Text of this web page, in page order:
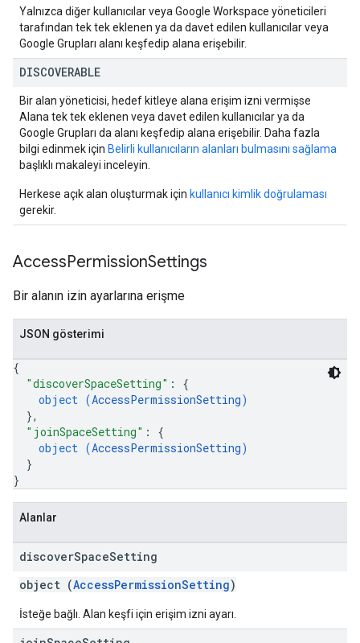
Yalnızca diğer kullanıcılar veya Google Workspace yöneticileri
tarafından tek tek eklenen ya da davet edilen kullanıcılar veya
Google Grupları alanı keşfedip alana erişebilir.
DISCOVERABLE
Bir alan yöneticisi, hedef kitleye alana erişim izni vermişse
Alana tek tek eklenen veya davet edilen kullanıcılar ya da
Google Grupları da alanı keşfedip alana erişebilir. Daha fazla
bilgi edinmek için Belirli kullanıcıların alanları bulmasını sağlama
başlıklı makaleyi inceleyin.
Herkese açık alan oluşturmak için kullanıcı kimlik doğrulaması
gerekir.
AccessPermissionSettings
Bir alanın izin ayarlarına erişme
JSON gösterimi
{
"discoverSpaceSetting" : {
object (AccessPermissionSetting)
},
"joinSpaceSetting" : {
object (AccessPermissionSetting)
}
}
Alanlar
discoverSpaceSetting
object (AccessPermissionSetting)
İsteğe bağlı. Alan keşfi için erişim izni ayarı.